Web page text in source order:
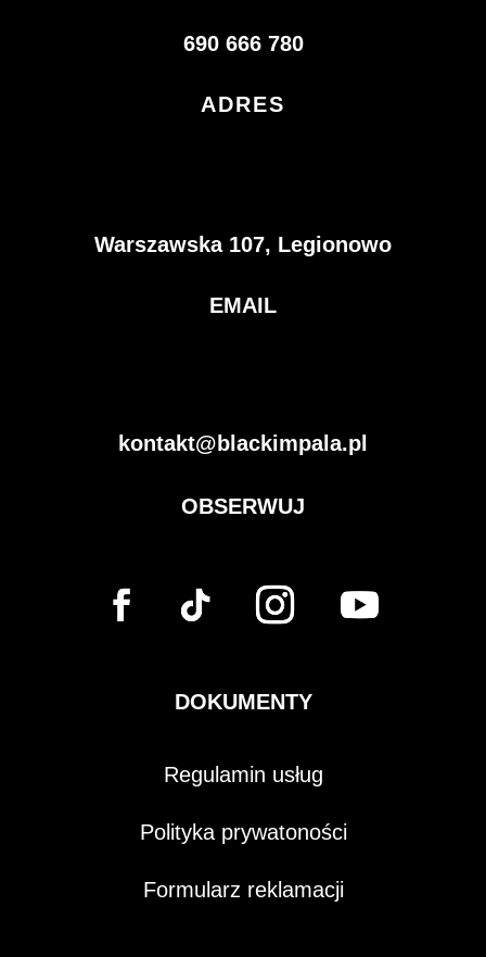
690 666 780
ADRES
Warszawska 107, Legionowo
EMAIL
kontakt@blackimpala.pl
OBSERWUJ
DOKUMENTY
Regulamin usług
Polityka prywatoności
Formularz reklamacji